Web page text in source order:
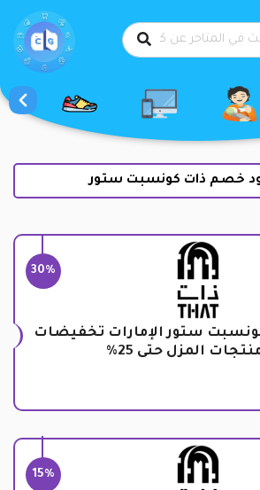
خصم ذات كونسبت ستور
30%
ستور الإمارات تخفيضات
المزل حتى 25%
15%